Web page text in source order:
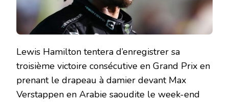
Lewis Hamilton tentera d’enregistrer sa
troisième victoire consécutive en Grand Prix en
prenant le drapeau à damier devant Max
Verstappen en Arabie saoudite le week-end